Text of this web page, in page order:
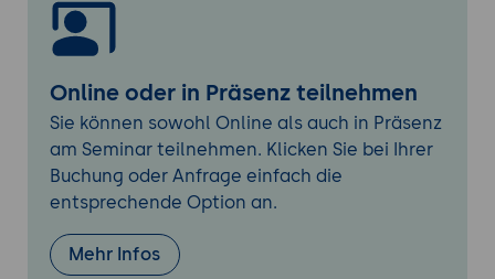
Zeitverlaufsgrafiken
5. Influencer- und Wettbewerbsanalyse
Ermittlung relevanter Influencer für
Kampagnen
Wettbewerbsbenchmarking auf Basis von
Social Data
Analyse von Content-Strategien und
6. Alerting und Krisenmanagement
Online oder in Präsenz teilnehmen
Sie können sowohl Online als auch in Präsenz
am Seminar teilnehmen. Klicken Sie bei Ihrer
Buchung oder Anfrage einfach die
entsprechende Option an.
Mehr Infos